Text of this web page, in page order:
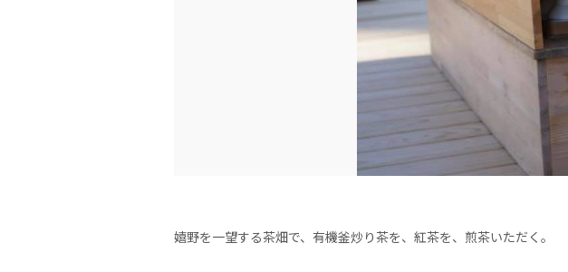
嬉野を一望する茶畑で、有機釜炒り茶を、紅茶を、煎茶いただく。